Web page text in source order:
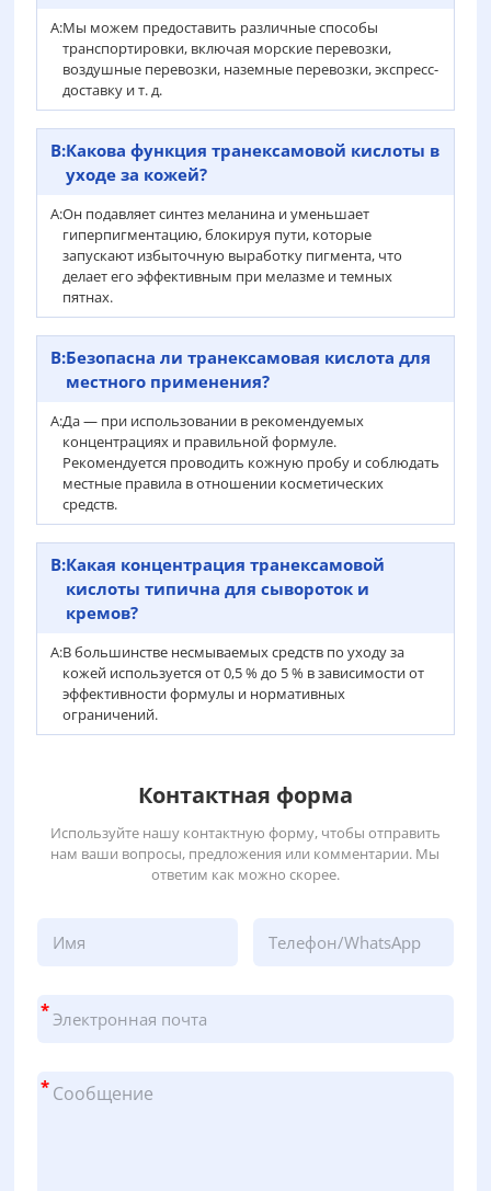
А:Мы можем предоставить различные способы
транспортировки, включая морские перевозки,
воздушные перевозки, наземные перевозки, экспресс-
доставку и т. д.
В:Какова функция транексамовой кислоты в
уходе за кожей?
А:Он подавляет синтез меланина и уменьшает
гиперпигментацию, блокируя пути, которые
запускают избыточную выработку пигмента, что
делает его эффективным при мелазме и темных
пятнах.
В:Безопасна ли транексамовая кислота для
местного применения?
А:Да — при использовании в рекомендуемых
концентрациях и правильной формуле.
Рекомендуется проводить кожную пробу и соблюдать
местные правила в отношении косметических
средств.
В:Какая концентрация транексамовой
кислоты типична для сывороток и
кремов?
А:В большинстве несмываемых средств по уходу за
кожей используется от 0,5 % до 5 % в зависимости от
эффективности формулы и нормативных
ограничений.
Контактная форма
Используйте нашу контактную форму, чтобы отправить
нам ваши вопросы, предложения или комментарии. Мы
ответим как можно скорее.
*
*